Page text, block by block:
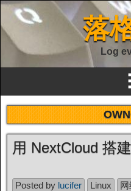
落
Log
用 NextCloud 搭
Posted by lucifer Linux 网